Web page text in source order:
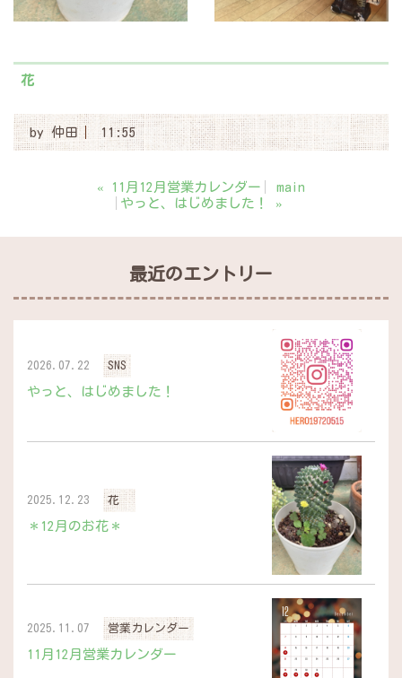
花
by仲田 11:55
« 11月12月営業カレンダー
main
やっと、はじめました！
»
最近のエントリー
2026.07.22 SNS
やっと、はじめました！
2025.12.23 花
＊12月のお花＊
2025.11.07 営業カレンダー
11月12月営業カレンダー